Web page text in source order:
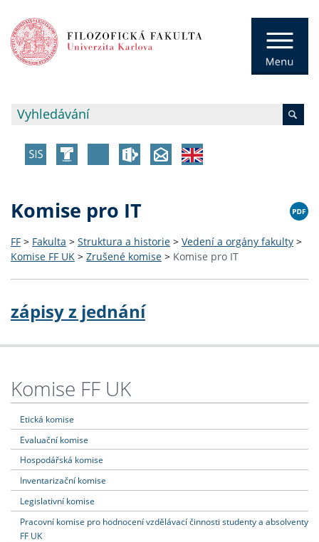
Komise pro IT
FF > Fakulta > Struktura a historie > Vedení a orgány fakulty >
Komise FF UK > Zrušené komise > Komise pro IT
zápisy z jednání
Komise FF UK
Etická komise
Evaluační komise
Hospodářská komise
Inventarizační komise
Legislativní komise
Pracovní komise pro hodnocení vzdělávací činnosti studenty a absolventy
FF UK